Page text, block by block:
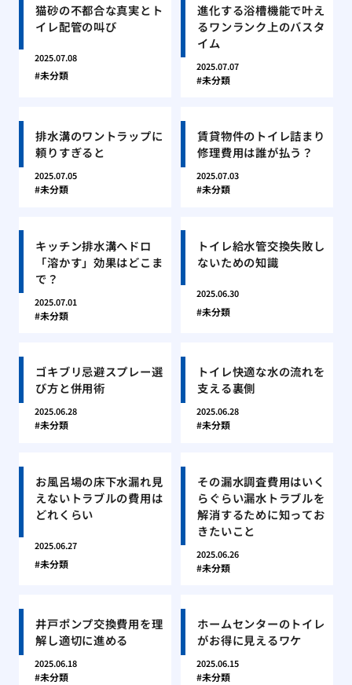
猫砂の不都合な真実とト
イレ配管の叫び
2025.07.08
未分類
進化する浴槽機能で叶え
るワンランク上のバスタ
イム
2025.07.07
未分類
排水溝のワントラップに
頼りすぎると
2025.07.05
未分類
賃貸物件のトイレ詰まり
修理費用は誰が払う？
2025.07.03
未分類
キッチン排水溝ヘドロ
「溶かす」効果はどこま
で？
2025.07.01
未分類
トイレ給水管交換失敗し
ないための知識
2025.06.30
未分類
ゴキブリ忌避スプレー選
び方と併用術
2025.06.28
未分類
トイレ快適な水の流れを
支える裏側
2025.06.28
未分類
お風呂場の床下水漏れ見
えないトラブルの費用は
どれくらい
2025.06.27
未分類
その漏水調査費用はいく
らぐらい漏水トラブルを
解消するために知ってお
きたいこと
2025.06.26
未分類
井戸ポンプ交換費用を理
解し適切に進める
2025.06.18
未分類
ホームセンターのトイレ
がお得に見えるワケ
2025.06.15
未分類